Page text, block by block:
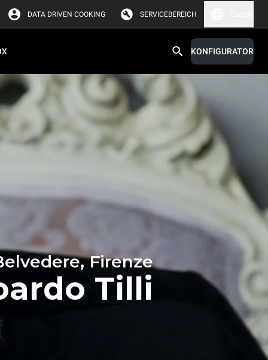
DATA DRIVEN COOKING SERVICEBEREICH
KONFIGURATOR
Firenze
Tilli